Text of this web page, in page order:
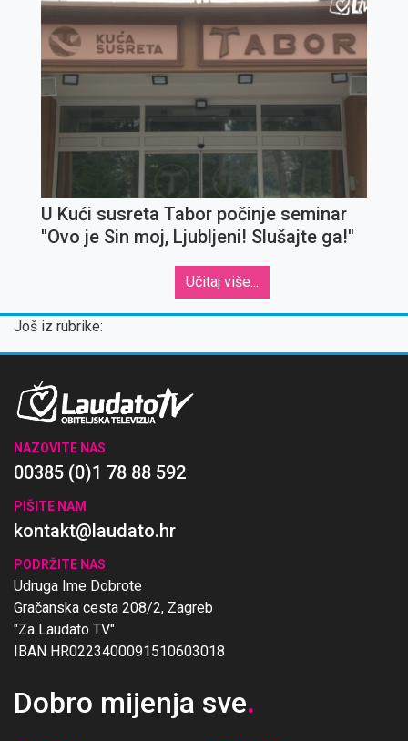
U Kući susreta Tabor počinje seminar
''Ovo je Sin moj, Ljubljeni! Slušajte ga!''
Učitaj više...
Još iz rubrike:
NAZOVITE NAS
00385 (0)1 78 88 592
PIŠITE NAM
kontakt@laudato.hr
PODRŽITE NAS
Udruga Ime Dobrote
Gračanska cesta 208/2, Zagreb
"Za Laudato TV"
IBAN HR0223400091510603018
Dobro mijenja sve.